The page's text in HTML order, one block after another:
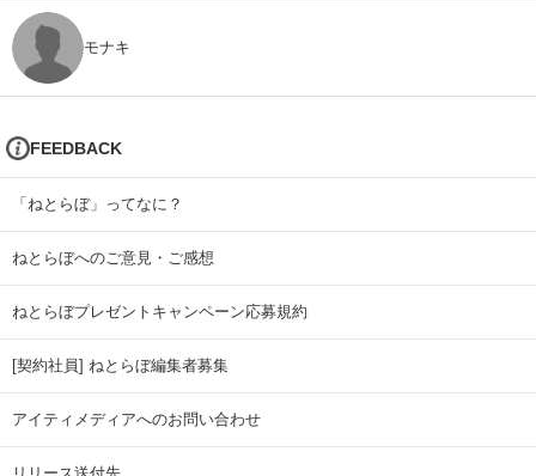
モナキ
FEEDBACK
「ねとらぼ」ってなに？
ねとらぼへのご意見・ご感想
ねとらぼプレゼントキャンペーン応募規約
[契約社員] ねとらぼ編集者募集
アイティメディアへのお問い合わせ